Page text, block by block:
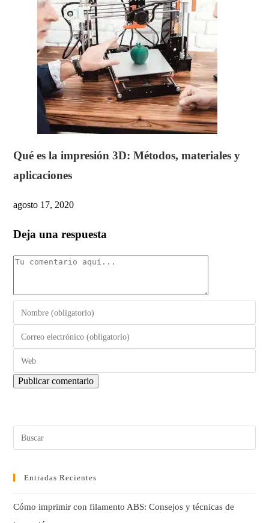
Qué es la impresión 3D: Métodos, materiales y
aplicaciones
agosto 17, 2020
Deja una respuesta
Entradas Recientes
Cómo imprimir con filamento ABS: Consejos y técnicas de